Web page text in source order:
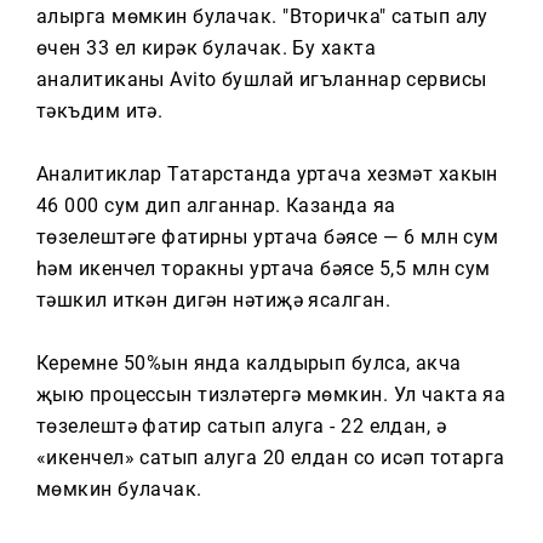
алырга мөмкин булачак. "Вторичка" сатып алу
өчен 33 ел кирәк булачак. Бу хакта
аналитиканы Avito бушлай игъланнар сервисы
тәкъдим итә.
Аналитиклар Татарстанда уртача хезмәт хакын
46 000 сум дип алганнар. Казанда яңа
төзелештәге фатирның уртача бәясе — 6 млн сум
һәм икенчел торакның уртача бәясе 5,5 млн сум
тәшкил иткән дигән нәтиҗә ясалган.
Керемнең 50%ын янда калдырып булса, акча
җыю процессын тизләтергә мөмкин. Ул чакта яңа
төзелештә фатир сатып алуга - 22 елдан, ә
«икенчел» сатып алуга 20 елдан соң исәп тотарга
мөмкин булачак.